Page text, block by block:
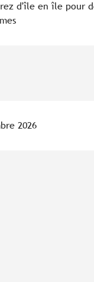
d'île en île pour
2026